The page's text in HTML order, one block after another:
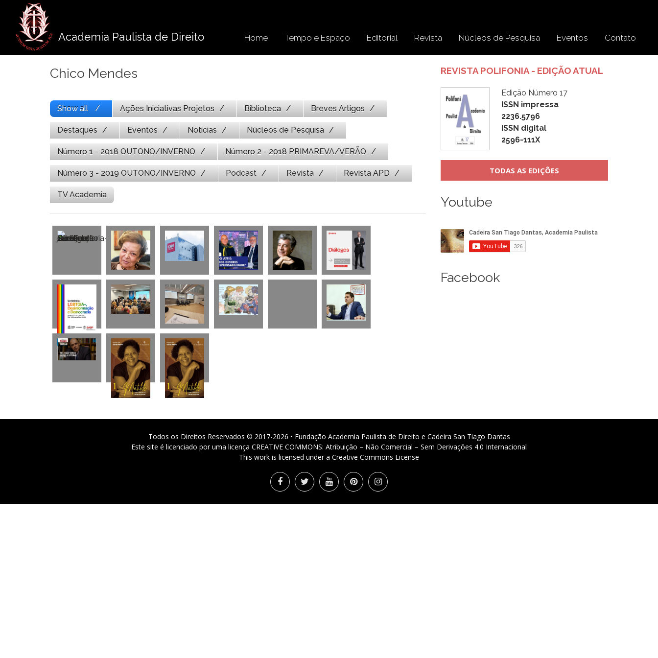
conteúdo
Academia Paulista de Direito Home Tempo e Espaço Editorial Revista Núcleos de Pesquisa Eventos Contato
Chico Mendes
Show all Ações Iniciativas Projetos Biblioteca Breves Artigos
Destaques Eventos Notícias Núcleos de Pesquisa
Número 1 - 2018 OUTONO/INVERNO Número 2 - 2018 PRIMAREVA/VERÃO
Número 3 - 2019 OUTONO/INVERNO Podcast Revista Revista APD
TV Academia
REVISTA POLIFONIA - EDIÇÃO ATUAL
Edição Número 17
ISSN impressa
2236.5796
ISSN digital
2596-111X
TODAS AS EDIÇÕES
Youtube
Facebook
Todos os Direitos Reservados © 2017-2026 • Fundação Academia Paulista de Direito e Cadeira San Tiago Dantas
Este site é licenciado por uma licença CREATIVE COMMONS: Atribuição – Não Comercial – Sem Derivações 4.0 Internacional
This work is licensed under a Creative Commons License